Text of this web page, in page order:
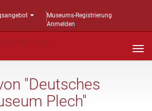
Museums-Registrierung
Anmelden
"Deutsches
Plech"